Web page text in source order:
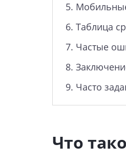
5.
6. Таблица
7. Частые
8.
9. Часто
Что